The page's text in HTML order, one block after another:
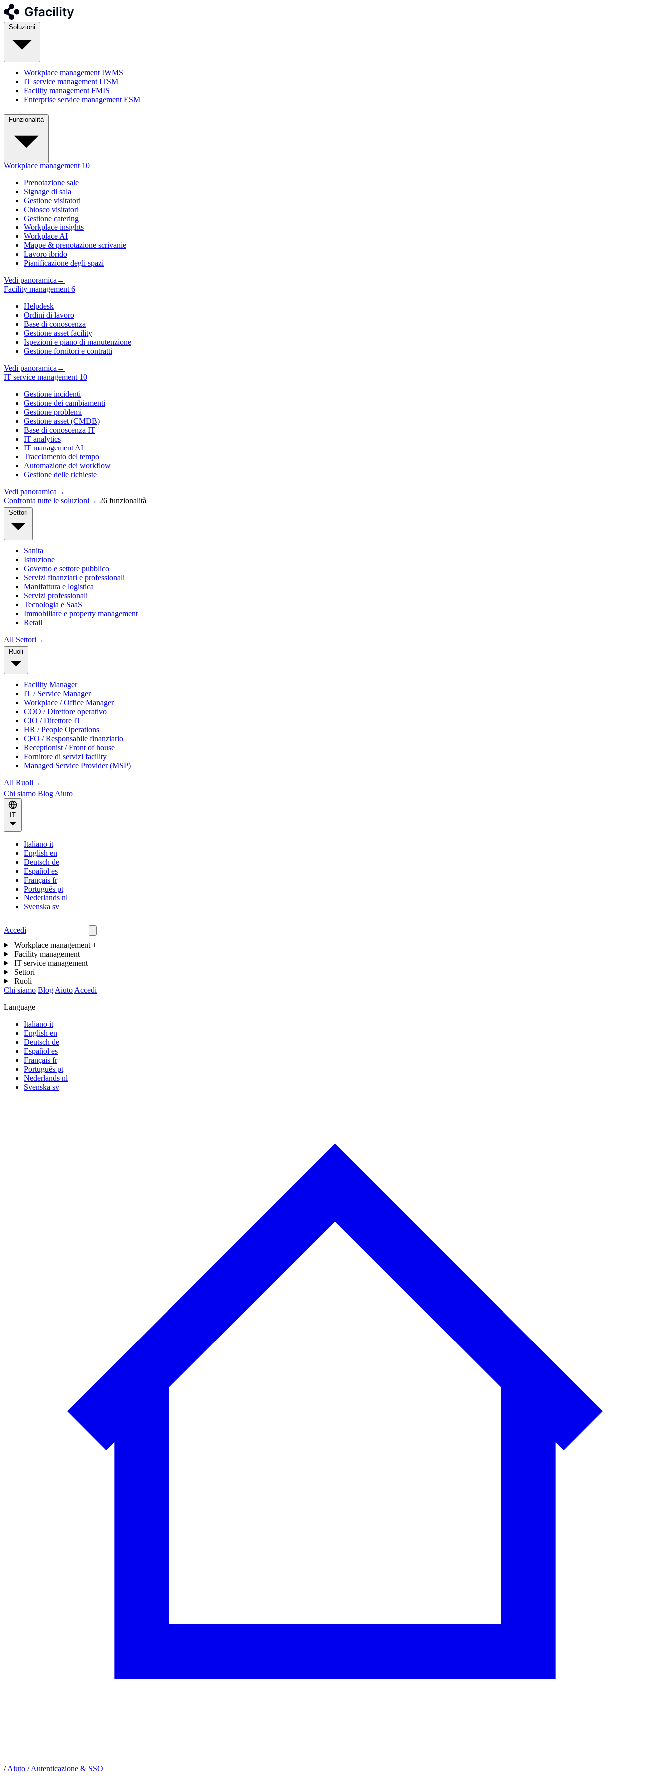
Workplace management IWMS
IT service management ITSM
Facility management FMIS
Enterprise service management ESM
Funzionalità
Workplace management 10
Prenotazione sale
Signage di sala
Gestione visitatori
Chiosco visitatori
Gestione catering
Workplace insights
Workplace AI
Mappe & prenotazione scrivanie
Lavoro ibrido
Pianificazione degli spazi
Vedi panoramica →
Facility management 6
Helpdesk
Ordini di lavoro
Base di conoscenza
Gestione asset facility
Ispezioni e piano di manutenzione
Gestione fornitori e contratti
Vedi panoramica →
IT service management 10
Gestione incidenti
Gestione dei cambiamenti
Gestione problemi
Gestione asset (CMDB)
Base di conoscenza IT
IT analytics
IT management AI
Tracciamento del tempo
Automazione dei workflow
Gestione delle richieste
Vedi panoramica →
Confronta tutte le soluzioni → 26 funzionalità
Sanita
Istruzione
Governo e settore pubblico
Servizi finanziari e professionali
Manifattura e logistica
Servizi professionali
Tecnologia e SaaS
Immobiliare e property management
Retail
All Settori →
Facility Manager
IT / Service Manager
Workplace / Office Manager
COO / Direttore operativo
CIO / Direttore IT
HR / People Operations
CFO / Responsabile finanziario
Receptionist / Front of house
Fornitore di servizi facility
Managed Service Provider (MSP)
All Ruoli →
Chi siamo Blog Aiuto
Italiano it
English en
Deutsch de
Español es
Français fr
Português pt
Nederlands nl
Svenska sv
Accedi
Workplace management +
Facility management +
IT service management +
Settori +
Ruoli +
Chi siamo Blog Aiuto Accedi
Language
Italiano it
English en
Deutsch de
Español es
Français fr
Português pt
Nederlands nl
Svenska sv
/ Aiuto / Autenticazione & SSO